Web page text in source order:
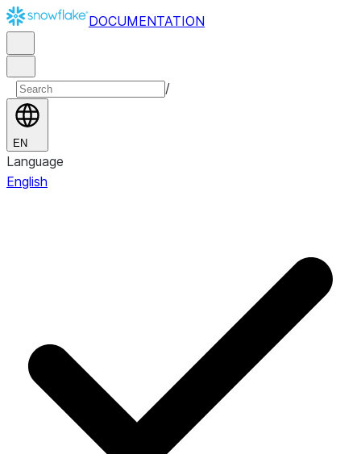
DOCUMENTATION
/
EN
Language
English